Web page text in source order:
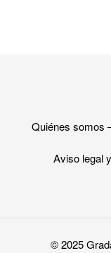
Quiénes somos
Aviso legal
© 2025